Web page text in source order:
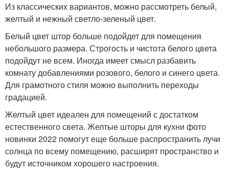
Из классических вариантов, можно рассмотреть белый,
желтый и нежный светло-зеленый цвет.
Белый цвет штор больше подойдет для помещения
небольшого размера. Строгость и чистота белого цвета
подойдут не всем. Иногда имеет смысл разбавить
комнату добавлениями розового, белого и синего цвета.
Для грамотного стиля можно выполнить переходы
градацией.
Желтый цвет идеален для помещений с достатком
естественного света. Желтые шторы для кухни фото
новинки 2022 помогут еще больше распространить лучи
солнца по всему помещению, расширят пространство и
будут источником хорошего настроения.